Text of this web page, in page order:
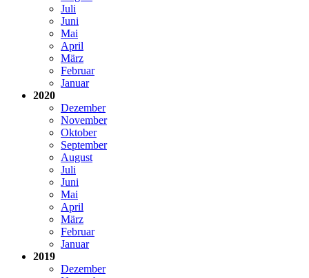
Juli
Juni
Mai
April
März
Februar
Januar
2020
Dezember
November
Oktober
September
August
Juli
Juni
Mai
April
März
Februar
Januar
2019
Dezember